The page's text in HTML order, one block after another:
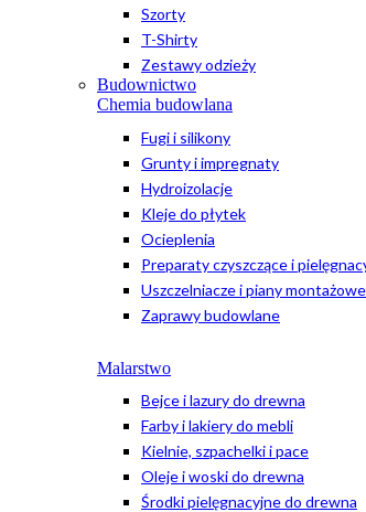
Szorty
T-Shirty
Zestawy odzieży
Budownictwo
Chemia budowlana
Fugi i silikony
Grunty i impregnaty
Hydroizolacje
Kleje do płytek
Ocieplenia
Preparaty czyszczące i
Uszczelniacze i piany montażowe
Zaprawy budowlane
Malarstwo
Bejce i lazury do drewna
Farby i lakiery do mebli
Kielnie, szpachelki i pace
Oleje i woski do drewna
Środki pielęgnacyjne do drewna